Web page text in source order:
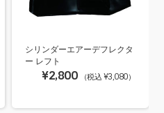
シリンダーエアーデフレクタ
ー レフト
¥2,800 （税込 ¥3,080）